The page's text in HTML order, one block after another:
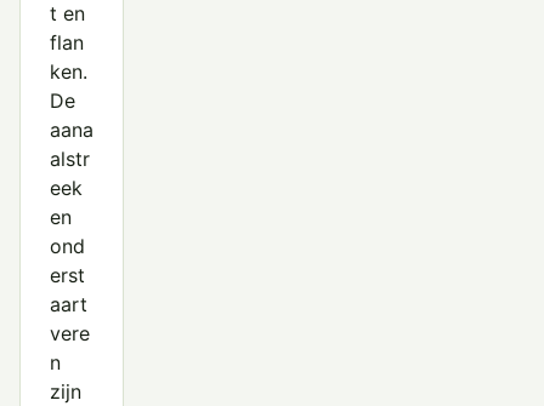
t en
flan
ken.
De
aana
alstr
eek
en
ond
erst
aart
vere
n
zijn